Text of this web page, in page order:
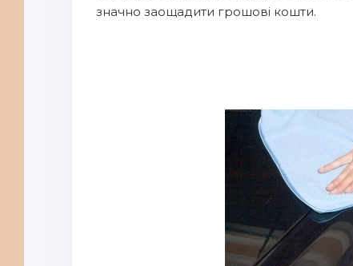
значно заощадити грошові кошти.